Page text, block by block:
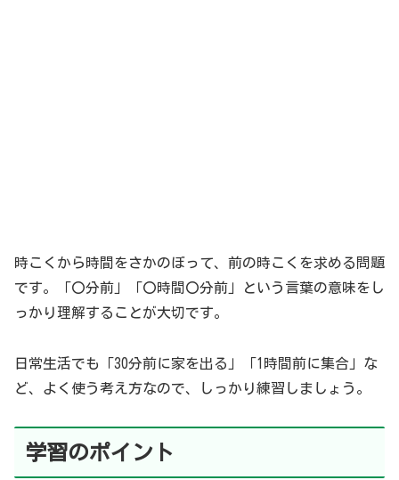
時こくから時間をさかのぼって、前の時こくを求める問題
です。「〇分前」「〇時間〇分前」という言葉の意味をし
っかり理解することが大切です。
日常生活でも「30分前に家を出る」「1時間前に集合」な
ど、よく使う考え方なので、しっかり練習しましょう。
学習のポイント